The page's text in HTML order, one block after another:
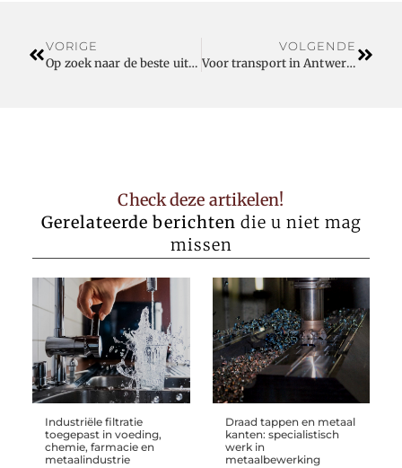
VORIGE
Op zoek naar de beste uitvaartzorg? Denk dan aan deze bedrijven
VOLGENDE
Voor transport in Antwerpen hoeft u niet verder te zoeken
Check deze artikelen!
Gerelateerde berichten die u niet mag
missen
Industriële filtratie
toegepast in voeding,
chemie, farmacie en
metaalindustrie
Draad tappen en metaal
kanten: specialistisch
werk in
metaalbewerking